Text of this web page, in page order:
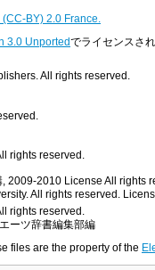
BY) 2.0 France.
3.0 Unportedでライセンスされ
All rights reserved.
rights reserved.
, 2009-2010 License All rights
All rights reserved.
rights reserved.
ーツ辞書編集部編
files are the property of the